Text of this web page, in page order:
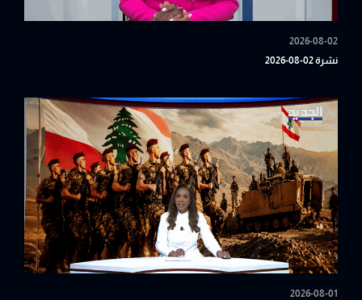
2026-08-02
نشرة 02-08-2026
2026-08-01